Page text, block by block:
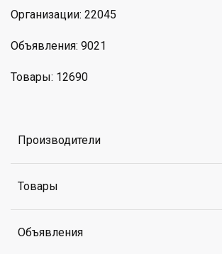
Организации: 22045
Объявления: 9021
Товары: 12690
Производители
Товары
Объявления